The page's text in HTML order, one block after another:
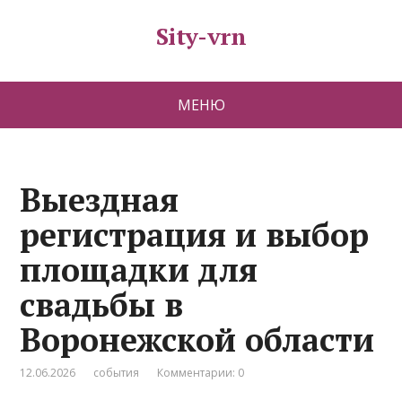
Sity-vrn
МЕНЮ
Выездная
регистрация и выбор
площадки для
свадьбы в
Воронежской области
12.06.2026 события Комментарии: 0